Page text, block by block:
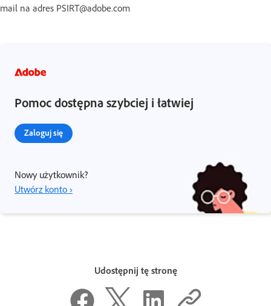
mail na adres PSIRT@adobe.com
Pomoc dostępna szybciej i łatwiej
Zaloguj się
Nowy użytkownik?
Utwórz konto ›
Udostępnij tę stronę